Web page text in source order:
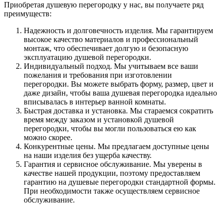
Приобретая душевую перегородку у нас, вы получаете ряд
преимуществ:
Надежность и долговечность изделия. Мы гарантируем
высокое качество материалов и профессиональный
монтаж, что обеспечивает долгую и безопасную
эксплуатацию душевой перегородки.
Индивидуальный подход. Мы учитываем все ваши
пожелания и требования при изготовлении
перегородки. Вы можете выбрать форму, размер, цвет и
даже дизайн, чтобы ваша душевая перегородка идеально
вписывалась в интерьер ванной комнаты.
Быстрая доставка и установка. Мы стараемся сократить
время между заказом и установкой душевой
перегородки, чтобы вы могли пользоваться ею как
можно скорее.
Конкурентные цены. Мы предлагаем доступные цены
на наши изделия без ущерба качеству.
Гарантия и сервисное обслуживание. Мы уверены в
качестве нашей продукции, поэтому предоставляем
гарантию на душевые перегородки стандартной формы.
При необходимости также осуществляем сервисное
обслуживание.